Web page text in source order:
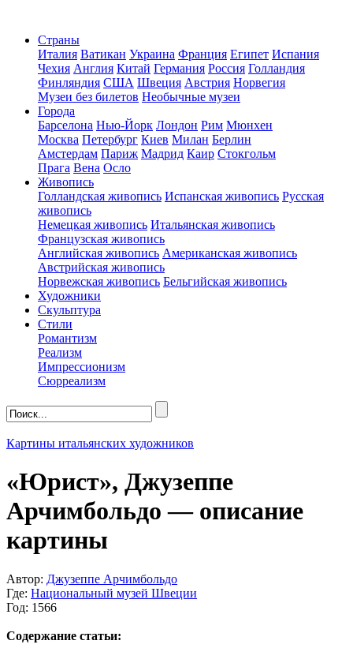
Страны
Италия Ватикан Украина Франция Египет Испания
Чехия Англия Китай Германия Россия Голландия
Финляндия США Швеция Австрия Норвегия
Музеи без билетов Необычные музеи
Города
Барселона Нью-Йорк Лондон Рим Мюнхен
Москва Петербург Киев Милан Берлин
Амстердам Париж Мадрид Каир Стокгольм
Прага Вена Осло
Живопись
Голландская живопись Испанская живопись Русская
живопись
Немецкая живопись Итальянская живопись
Французская живопись
Английская живопись Американская живопись
Австрийская живопись
Норвежская живопись Бельгийская живопись
Художники
Скульптура
Стили
Романтизм
Реализм
Импрессионизм
Сюрреализм
Картины итальянских художников
«Юрист», Джузеппе
Арчимбольдо — описание
картины
Автор: Джузеппе Арчимбольдо
Где: Национальный музей Швеции
Год: 1566
Содержание статьи: